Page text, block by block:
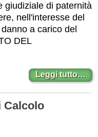
giudiziale di paternità
nell'interesse del
a carico del
DEL
Leggi tutto…
Calcolo